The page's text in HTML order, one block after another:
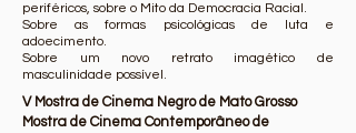
periféricos, sobre o Mito da Democracia Racial.
Sobre as formas psicológicas de luta e
adoecimento.
Sobre um novo retrato imagético de
masculinidade possível.
V Mostra de Cinema Negro de Mato Grosso
Mostra de Cinema Contemporâneo de